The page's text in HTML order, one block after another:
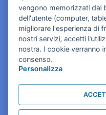
vengono memorizzati dal
dell'utente (computer,
migliorare l'esperienza di
nostri servizi, accetti
nostra. I cookie verranno
consenso.
Personalizza